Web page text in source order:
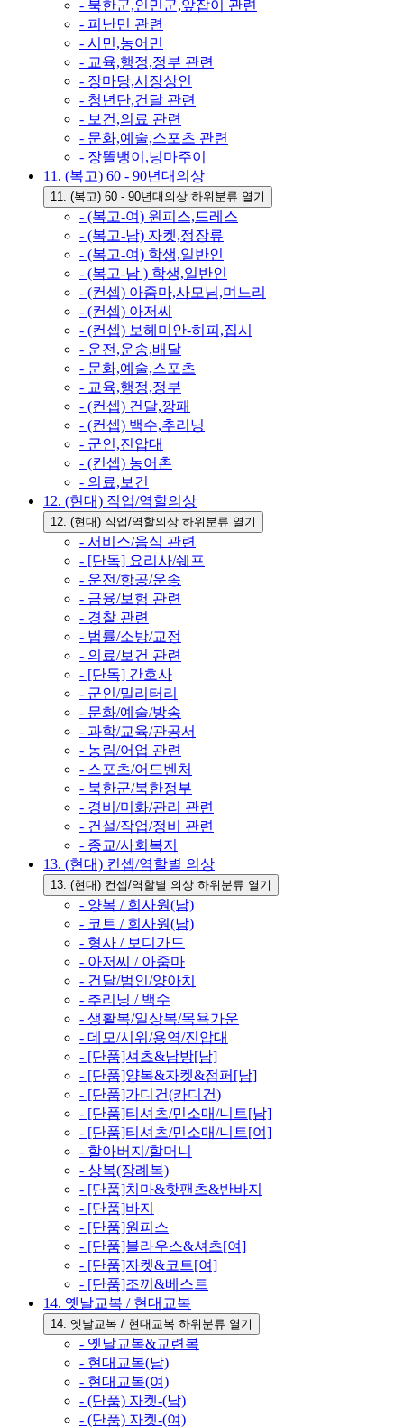
- 북한군,인민군,앞잡이 관련
- 피난민 관련
- 시민,농어민
- 교육,행정,정부 관련
- 장마당,시장상인
- 청년단,건달 관련
- 보건,의료 관련
- 문화,예술,스포츠 관련
- 장똘뱅이,넝마주이
11. (복고) 60 - 90년대의상
11. (복고) 60 - 90년대의상 하위분류 열기
- (복고-여) 원피스,드레스
- (복고-남) 자켓,정장류
- (복고-여) 학생,일반인
- (복고-남 ) 학생,일반인
- (컨셉) 아줌마,사모님,며느리
- (컨셉) 아저씨
- (컨셉) 보헤미안-히피,집시
- 운전,운송,배달
- 문화,예술,스포츠
- 교육,행정,정부
- (컨셉) 건달,깡패
- (컨셉) 백수,추리닝
- 군인,진압대
- (컨셉) 농어촌
- 의료,보건
12. (현대) 직업/역할의상
12. (현대) 직업/역할의상 하위분류 열기
- 서비스/음식 관련
- [단독] 요리사/쉐프
- 운전/항공/운송
- 금융/보험 관련
- 경찰 관련
- 법률/소방/교정
- 의료/보건 관련
- [단독] 간호사
- 군인/밀리터리
- 문화/예술/방송
- 과학/교육/관공서
- 농림/어업 관련
- 스포츠/어드벤처
- 북한군/북한정부
- 경비/미화/관리 관련
- 건설/작업/정비 관련
- 종교/사회복지
13. (현대) 컨셉/역할별 의상
13. (현대) 컨셉/역할별 의상 하위분류 열기
- 양복 / 회사원(남)
- 코트 / 회사원(남)
- 형사 / 보디가드
- 아저씨 / 아줌마
- 건달/범인/양아치
- 추리닝 / 백수
- 생활복/일상복/목욕가운
- 데모/시위/용역/진압대
- [단품]셔츠&남방[남]
- [단품]양복&자켓&점퍼[남]
- [단품]가디건(카디건)
- [단품]티셔츠/민소매/니트[남]
- [단품]티셔츠/민소매/니트[여]
- 할아버지/할머니
- 상복(장례복)
- [단품]치마&핫팬츠&반바지
- [단품]바지
- [단품]원피스
- [단품]블라우스&셔츠[여]
- [단품]자켓&코트[여]
- [단품]조끼&베스트
14. 옛날교복 / 현대교복
14. 옛날교복 / 현대교복 하위분류 열기
- 옛날교복&교련복
- 현대교복(남)
- 현대교복(여)
- (단품) 자켓-(남)
- (단품) 자켓-(여)